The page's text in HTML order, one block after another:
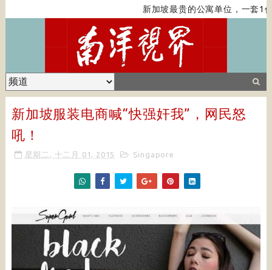
新加坡最贵的公寓单位，一套1
新加坡服装电商喊“快强奸我”，网民怒
吼！
星期二, 十二月 01, 2015 Singapore